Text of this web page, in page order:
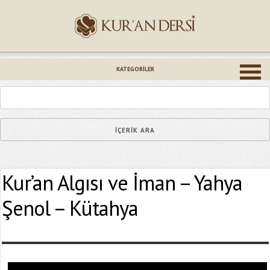
KATEGORILER
Kur’an Algısı ve İman – Yahya
Şenol – Kütahya
Epostanız (*)
Yaşadığınız Hatanın Ayrıntıları